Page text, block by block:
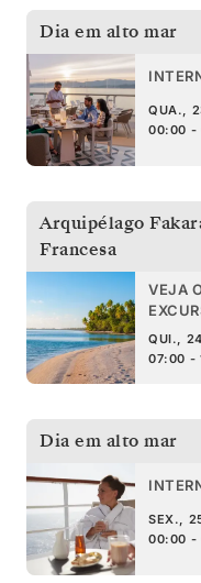
Dia em alto mar
QUA.,
00:00 -
Arquipélago
Francesa
VEJA
QUI., 24
07:00 -
Dia em alto mar
SEX.,
00:00 -